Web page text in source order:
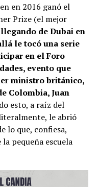
en 2016 ganó el
Prize (el mejor
de Dubai en
le tocó una serie
en el Foro
evento que
ministro británico,
Colombia, Juan
esto, a raíz del
le abrió
lo que, confiesa,
pequeña escuela